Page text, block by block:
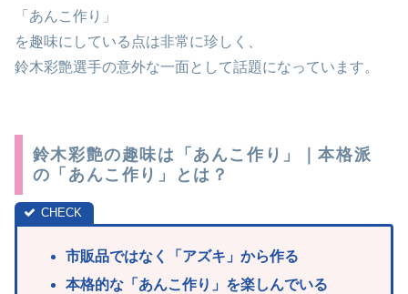
「あんこ作り」
を趣味にしている点は非常に珍しく、
鈴木彩艶選手の意外な一面として話題になっています。
鈴木彩艶の趣味は「あんこ作り」｜本格派
の「あんこ作り」とは？
市販品ではなく「アズキ」から作る
本格的な「あんこ作り」を楽しんでいる